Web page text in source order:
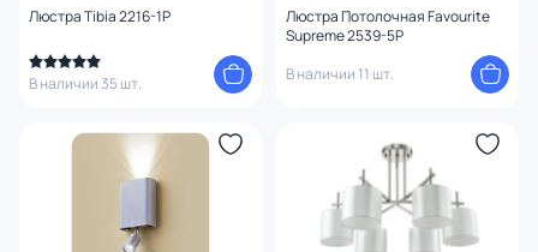
Люстра Tibia 2216-1P
В наличии 35 шт.
Люстра Потолочная Favourite
Supreme 2539-5P
В наличии 11 шт.